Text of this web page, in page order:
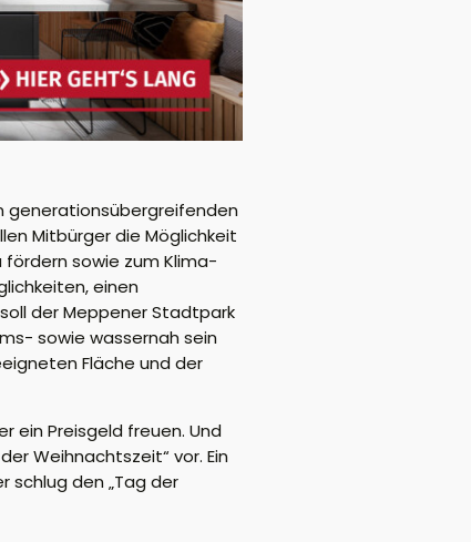
generationsübergreifenden
Mitbürger die Möglichkeit
sowie zum Klima-
einen
der Meppener Stadtpark
sowie wassernah sein
Fläche und der
ein Preisgeld freuen. Und
Weihnachtszeit“ vor. Ein
schlug den „Tag der